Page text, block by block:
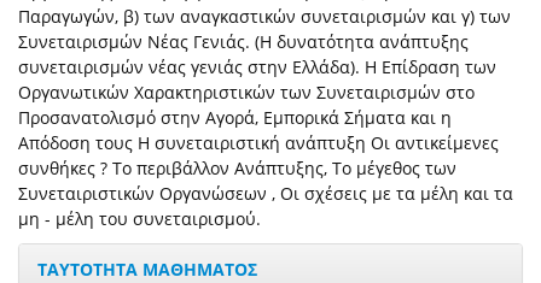
Παραγωγών, β) των αναγκαστικών συνεταιρισμών και γ) των
Συνεταιρισμών Νέας Γενιάς. (Η δυνατότητα ανάπτυξης
συνεταιρισμών νέας γενιάς στην Ελλάδα). Η Επίδραση των
Οργανωτικών Χαρακτηριστικών των Συνεταιρισμών στο
Προσανατολισμό στην Αγορά, Εμπορικά Σήματα και η
Απόδοση τους Η συνεταιριστική ανάπτυξη Οι αντικείμενες
συνθήκες ? Το περιβάλλον Ανάπτυξης, Το μέγεθος των
Συνεταιριστικών Οργανώσεων , Οι σχέσεις με τα μέλη και τα
μη - μέλη του συνεταιρισμού.
ΤΑΥΤΟΤΗΤΑ ΜΑΘΗΜΑΤΟΣ